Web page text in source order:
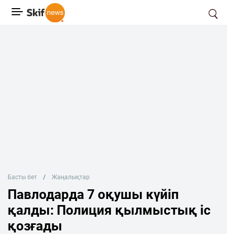
Басты бет Жаңалықтар
Павлодарда 7 оқушы күйіп
қалды: Полиция қылмыстық іс
қозғады